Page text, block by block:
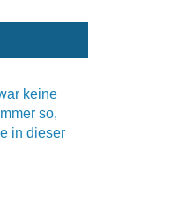
keine
so,
in dieser